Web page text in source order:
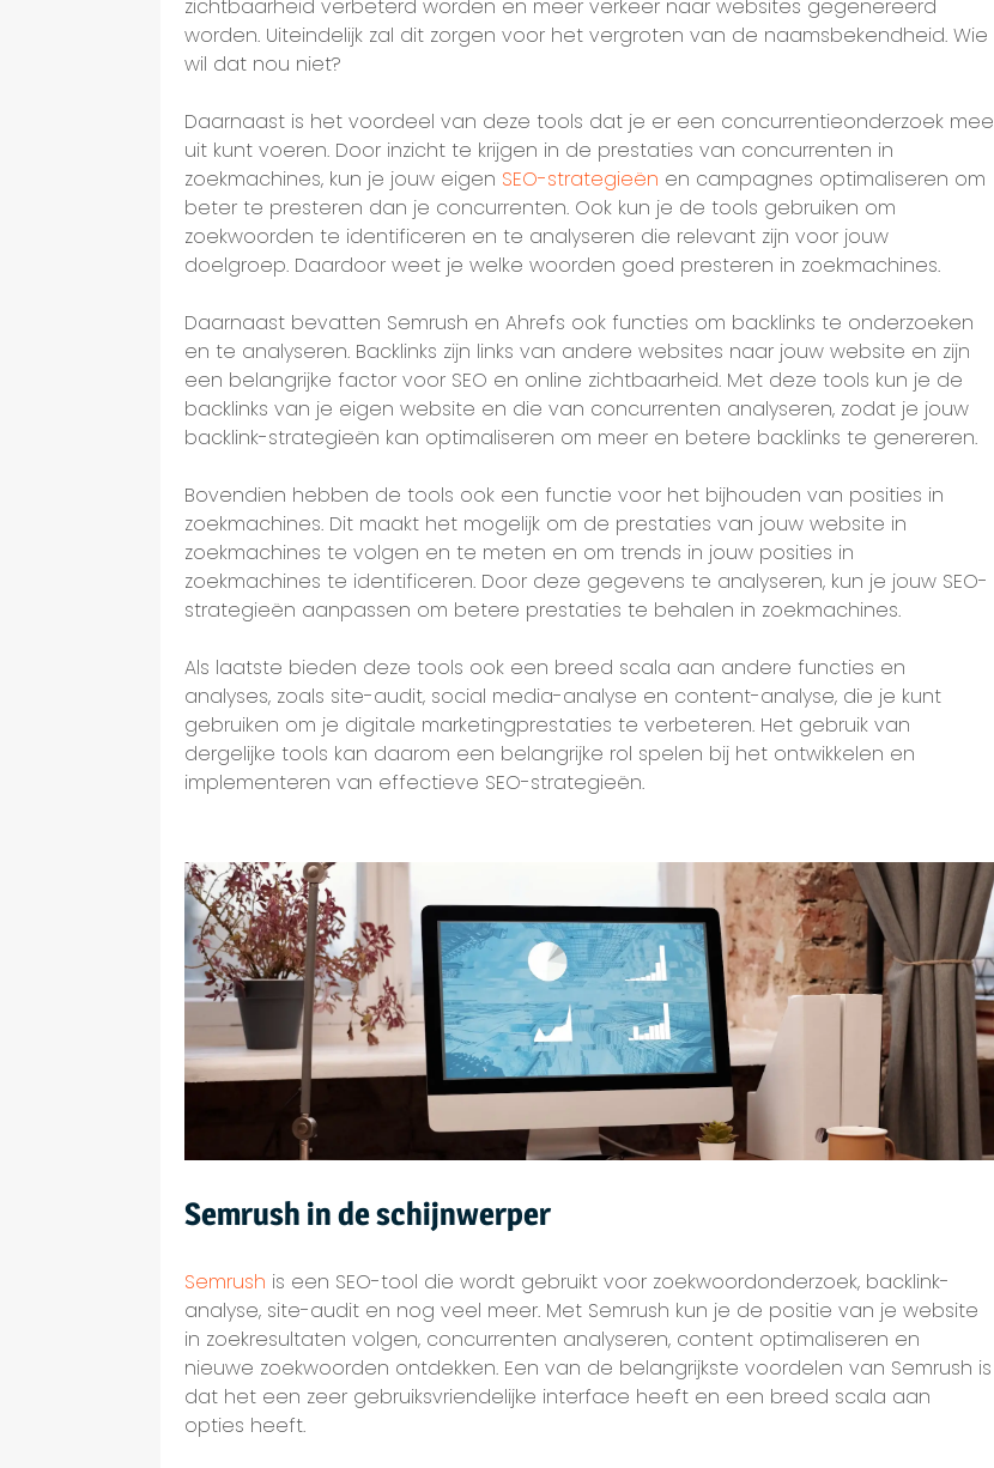
zichtbaarheid verbeterd worden en meer verkeer naar websites gegenereerd
worden. Uiteindelijk zal dit zorgen voor het vergroten van de naamsbekendheid. Wie
wil dat nou niet?
Daarnaast is het voordeel van deze tools dat je er een concurrentieonderzoek mee
uit kunt voeren. Door inzicht te krijgen in de prestaties van concurrenten in
zoekmachines, kun je jouw eigen SEO-strategieën en campagnes optimaliseren om
beter te presteren dan je concurrenten. Ook kun je de tools gebruiken om
zoekwoorden te identificeren en te analyseren die relevant zijn voor jouw
doelgroep. Daardoor weet je welke woorden goed presteren in zoekmachines.
Daarnaast bevatten Semrush en Ahrefs ook functies om backlinks te onderzoeken
en te analyseren. Backlinks zijn links van andere websites naar jouw website en zijn
een belangrijke factor voor SEO en online zichtbaarheid. Met deze tools kun je de
backlinks van je eigen website en die van concurrenten analyseren, zodat je jouw
backlink-strategieën kan optimaliseren om meer en betere backlinks te genereren.
Bovendien hebben de tools ook een functie voor het bijhouden van posities in
zoekmachines. Dit maakt het mogelijk om de prestaties van jouw website in
zoekmachines te volgen en te meten en om trends in jouw posities in
zoekmachines te identificeren. Door deze gegevens te analyseren, kun je jouw SEO-
strategieën aanpassen om betere prestaties te behalen in zoekmachines.
Als laatste bieden deze tools ook een breed scala aan andere functies en
analyses, zoals site-audit, social media-analyse en content-analyse, die je kunt
gebruiken om je digitale marketingprestaties te verbeteren. Het gebruik van
dergelijke tools kan daarom een ​​belangrijke rol spelen bij het ontwikkelen en
implementeren van effectieve SEO-strategieën.
Semrush in de schijnwerper
Semrush is een SEO-tool die wordt gebruikt voor zoekwoordonderzoek, backlink-
analyse, site-audit en nog veel meer. Met Semrush kun je de positie van je website
in zoekresultaten volgen, concurrenten analyseren, content optimaliseren en
nieuwe zoekwoorden ontdekken. Een van de belangrijkste voordelen van Semrush is
dat het een zeer gebruiksvriendelijke interface heeft en een breed scala aan
opties heeft.